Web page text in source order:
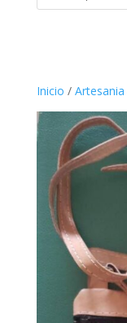
Inicio / Artesania